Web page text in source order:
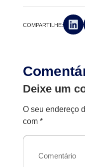
COMPARTILHE:
Deixe um
O seu endereço
com*